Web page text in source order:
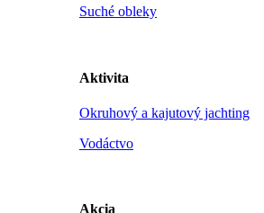
Suché obleky
Aktivita
Okruhový a kajutový jachting
Vodáctvo
Akcia